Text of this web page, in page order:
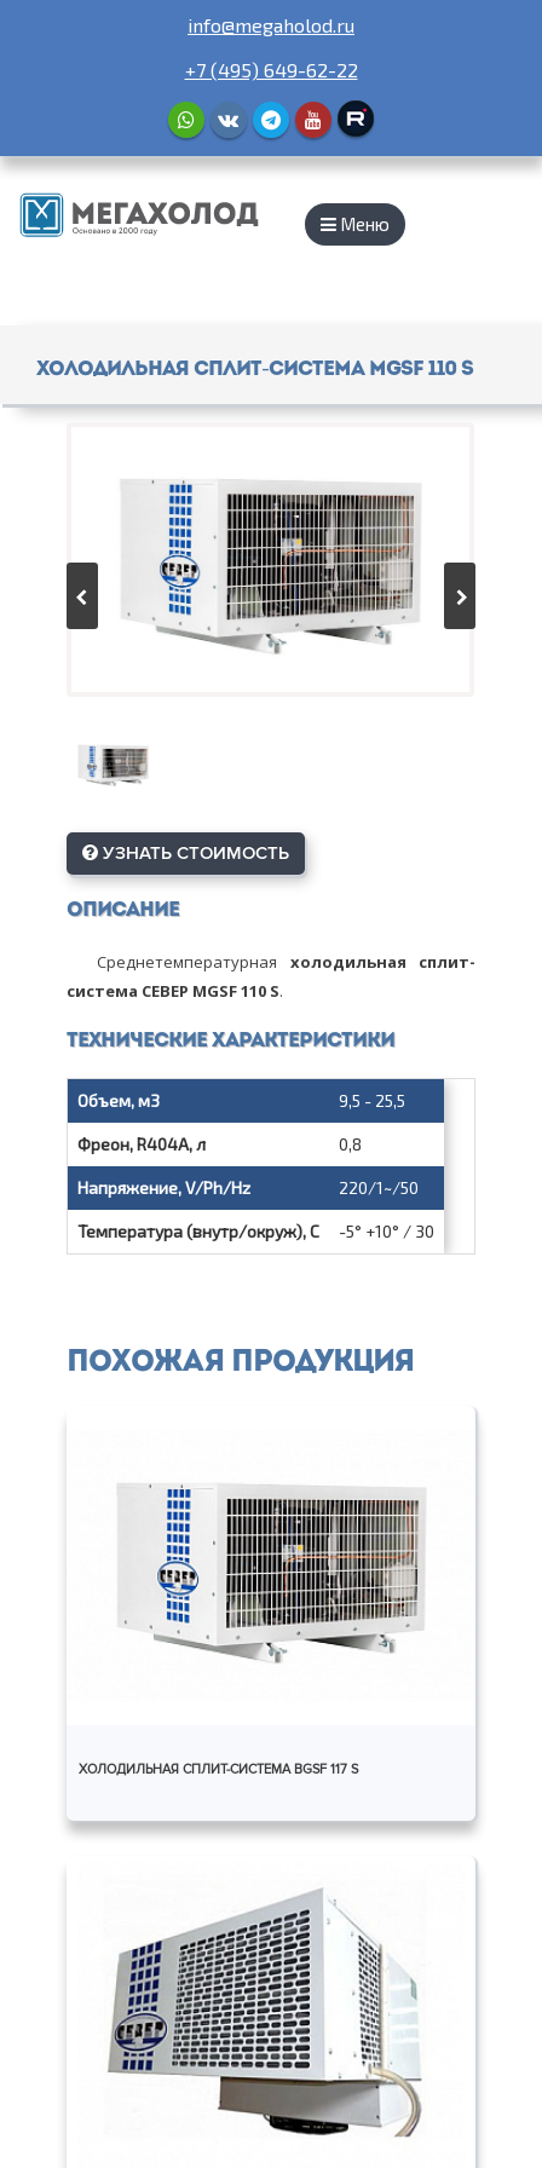
info@megaholod.ru
+7 (495) 649-62-22
Меню
Холодильная сплит-система MGSF 110 S
УЗНАТЬ СТОИМОСТЬ
Описание
Среднетемпературная холодильная сплит-
система СЕВЕР MGSF 110 S.
Технические характеристики
Объем, м3 9,5 - 25,5
Фреон, R404A, л 0,8
Напряжение, V/Ph/Hz 220/1~/50
Температура (внутр/окруж), С -5° +10° / 30
Похожая продукция
ХОЛОДИЛЬНАЯ СПЛИТ-СИСТЕМА BGSF 117 S